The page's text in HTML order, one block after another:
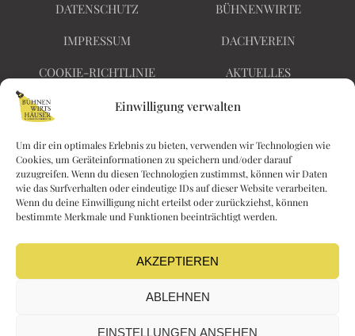
Einwilligung verwalten
Um dir ein optimales Erlebnis zu bieten, verwenden wir Technologien wie
Cookies, um Geräteinformationen zu speichern und/oder darauf
zuzugreifen. Wenn du diesen Technologien zustimmst, können wir Daten
wie das Surfverhalten oder eindeutige IDs auf dieser Website verarbeiten.
Wenn du deine Einwilligung nicht erteilst oder zurückziehst, können
bestimmte Merkmale und Funktionen beeinträchtigt werden.
AKZEPTIEREN
ABLEHNEN
EINSTELLUNGEN ANSEHEN
DATENSCHUTZ
IMPRESSUM
COOKIE-RICHTLINIE
BARRIEREFREIHEIT
BÜHNENWIRTE
DACHVEREIN
AKTUELLES
KONTAKT
Kaiserin Elisabethstraße
28
2340 Mödling
kontakt@buehnenwi
rtshaeuser.at
Nichts
verpassen!
F
a
e
o
n
t